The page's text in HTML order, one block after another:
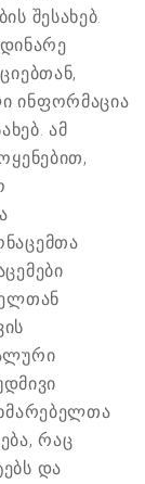
შესახებ.
ინფორმაცია
ამ
რაც
და